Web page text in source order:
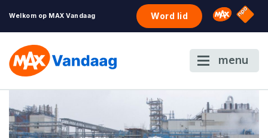
Welkom op MAX Vandaag Word lid Omroep
NPO
menu